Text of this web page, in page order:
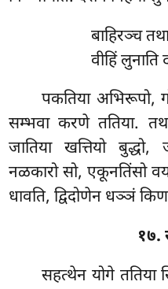
बाहिरञ्च
वीहिं
पकतिया अभिरूपो,
सम्भवा करणे ततिया. तथा
जातिया खत्तियो बुद्धो,
नळकारो सो, एकूनतिंसो
धावति, द्विदोणेन धञ्ञं
१७.
सहत्थेन योगे ततिया